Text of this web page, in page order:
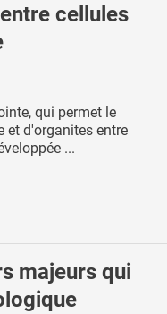
cellules
qui permet le
et d'organites entre
...
majeurs qui